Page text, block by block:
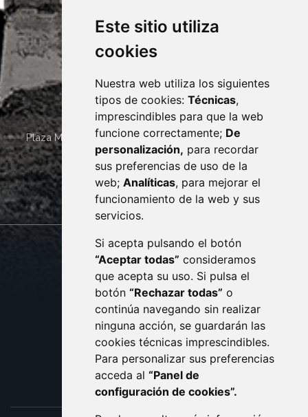
Este sitio utiliza
cookies
Nuestra web utiliza los siguientes
tipos de cookies: Técnicas,
imprescindibles para que la web
funcione correctamente; De
personalización, para recordar
sus preferencias de uso de la
web; Analíticas, para mejorar el
funcionamiento de la web y sus
servicios.
Si acepta pulsando el botón
“Aceptar todas” consideramos
que acepta su uso. Si pulsa el
botón “Rechazar todas” o
continúa navegando sin realizar
ninguna acción, se guardarán las
cookies técnicas imprescindibles.
Para personalizar sus preferencias
acceda al “Panel de
configuración de cookies”.
Plaza Mayor 4 22400 MONZÓN - ARAGÓN (ESPAÑA)
· (34) 974 400 700 ·
sac@monzon.es
monzon.es
CONTACTO
AVISO LEGAL
PROTECCIÓN DE DATOS
POLÍTICA DE COOKIES
ACCESIBILIDAD
ENLACE EXTERNO AL